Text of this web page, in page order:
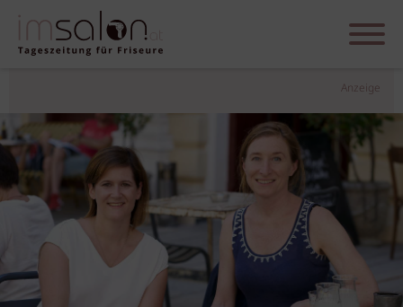
Anzeige